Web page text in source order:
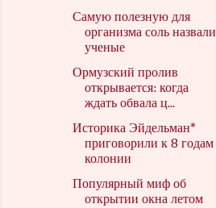
Самую полезную для
организма соль назвали
ученые
Ормузский пролив
открывается: когда
ждать обвала ц...
Историка Эйдельман*
приговорили к 8 годам
колонии
Популярный миф об
открытии окна летом